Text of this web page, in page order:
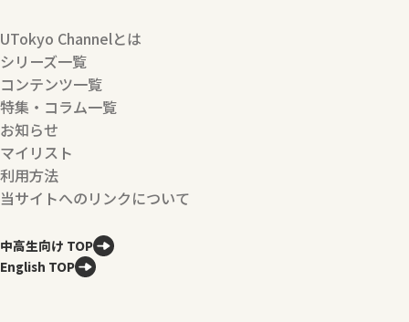
UTokyo Channelとは
シリーズ一覧
コンテンツ一覧
特集・コラム一覧
お知らせ
マイリスト
利用方法
当サイトへのリンクについて
中高生向け TOP
English TOP